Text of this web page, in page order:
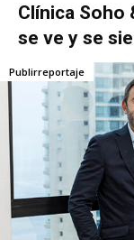
Clínica Soho
se ve y se
Publirreportaje